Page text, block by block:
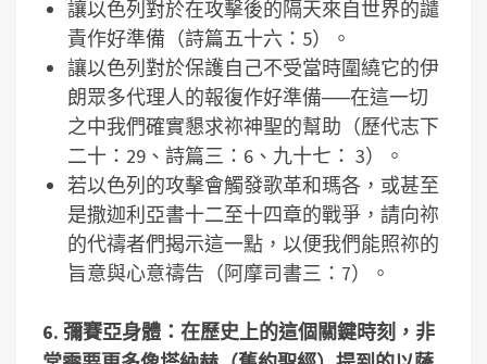
讓以色列對於在攻擊後的隔天來自世界的譴
責作好準備（詩篇五十六：5）。
讓以色列對於保護自己不受當時圍繞它的伊
朗眾多代理人的報復作好準備──在這一切
之中我們確實懇求祢神聖的幫助（歷代志下
二十：29、詩篇三：6、九十七： 3）。
若以色列的攻擊會觸發歌革和瑪各，或甚至
是撒迦利亞書十二至十四章的戰爭，請向祢
的代禱者們揭示這一點，以便我們能照祢的
旨意與心意禱告（阿摩司書三：7）。
6. 彌賽亞身體：在歷史上的這個關鍵時刻，非